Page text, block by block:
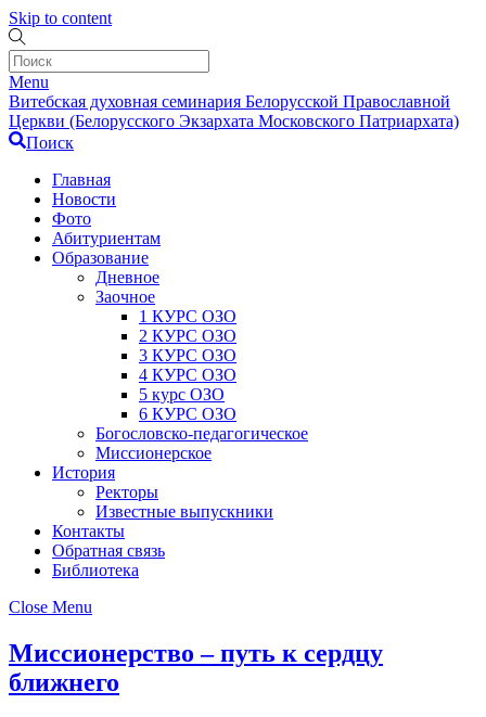
Skip to content
Menu
Витебская духовная семинария Белорусской Православной
Церкви (Белорусского Экзархата Московского Патриархата)
Поиск
Главная
Новости
Фото
Абитуриентам
Образование
Дневное
Заочное
1 КУРС ОЗО
2 КУРС ОЗО
3 КУРС ОЗО
4 КУРС ОЗО
5 курс ОЗО
6 КУРС ОЗО
Богословско-педагогическое
Миссионерское
История
Ректоры
Известные выпускники
Контакты
Обратная связь
Библиотека
Close Menu
Миссионерство – путь к сердцу
ближнего